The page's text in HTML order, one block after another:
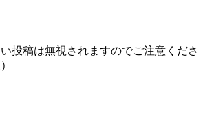
投稿は無視されますのでご注意くださ